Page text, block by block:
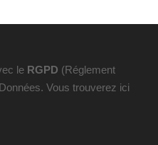
le RGPD (Réglement
Vous trouverez ici